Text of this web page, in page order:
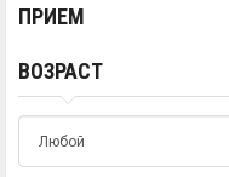
ПРИЕМ
ВОЗРАСТ